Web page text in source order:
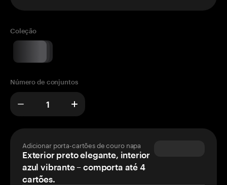
Coleção
Número de conjuntos
Adicionar porta-cartões de couro napa
Exterior preto elegante, interior
azul vibrante – comporta até 4
cartões.